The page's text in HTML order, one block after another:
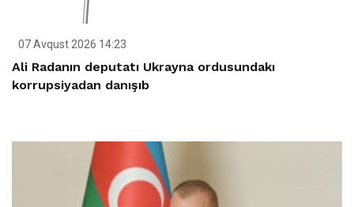
07 Avqust 2026 14:23
Ali Radanın deputatı Ukrayna ordusundakı
korrupsiyadan danışıb